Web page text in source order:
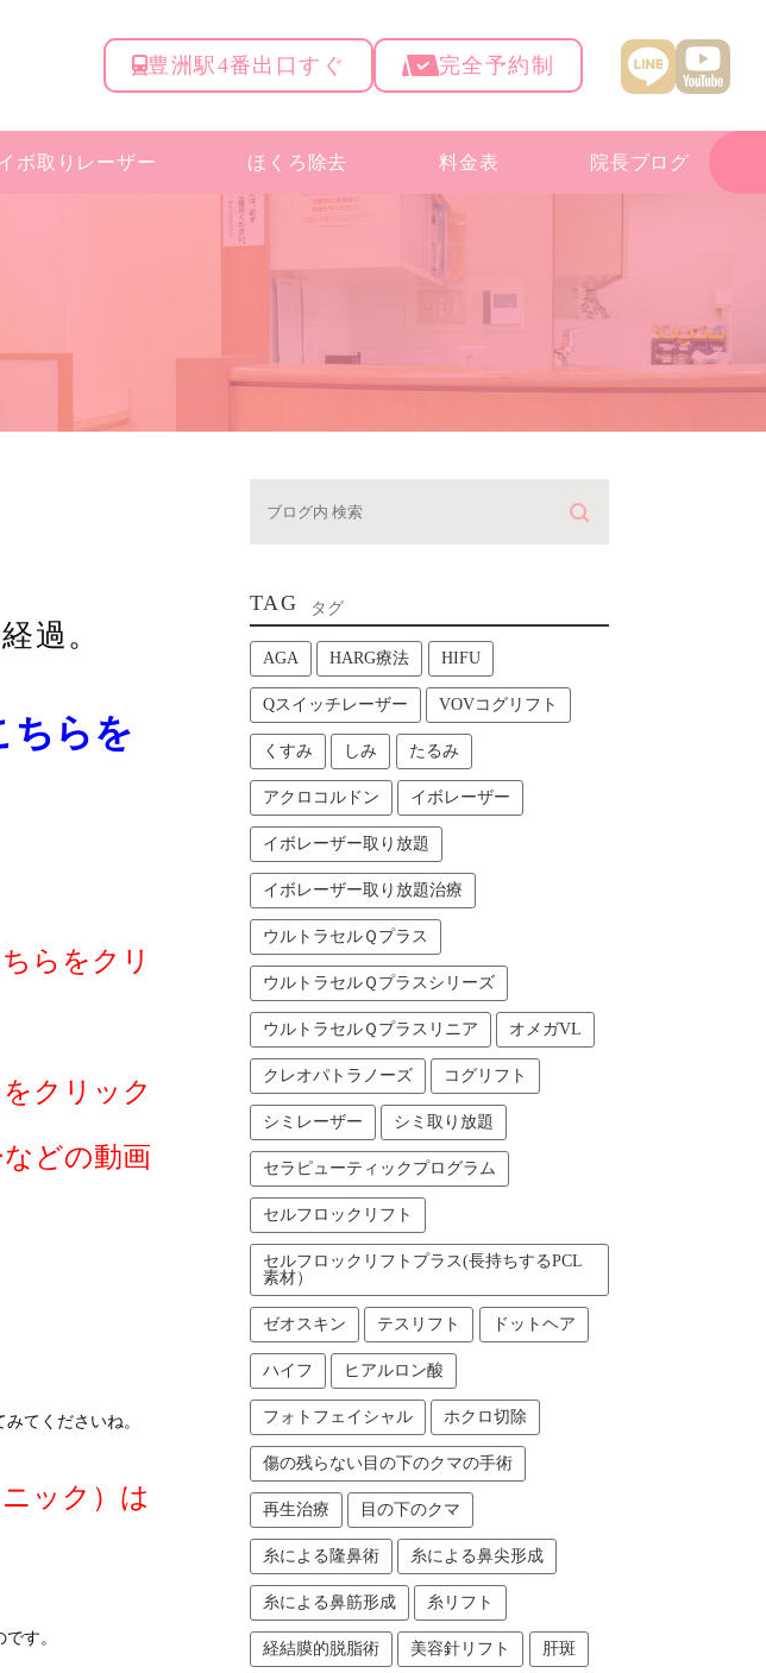
豊洲駅4番出口すぐ 完全予約制
イボ取りレーザー ほくろ除去 料金表 院長ブログ
過。
ちらを
らをクリ
クリック
どの動画
てくださいね。
ック）は
す。
TAG タグ
AGA HARG療法 HIFU
Qスイッチレーザー VOVコグリフト
くすみ しみ たるみ
アクロコルドン イボレーザー
イボレーザー取り放題
イボレーザー取り放題治療
ウルトラセルＱプラス
ウルトラセルＱプラスシリーズ
ウルトラセルＱプラスリニア オメガVL
クレオパトラノーズ コグリフト
シミレーザー シミ取り放題
セラピューティックプログラム
セルフロックリフト
セルフロックリフトプラス(長持ちするPCL
素材）
ゼオスキン テスリフト ドットヘア
ハイフ ヒアルロン酸
フォトフェイシャル ホクロ切除
傷の残らない目の下のクマの手術
再生治療 目の下のクマ
糸による隆鼻術 糸による鼻尖形成
糸による鼻筋形成 糸リフト
経結膜的脱脂術 美容針リフト 肝斑